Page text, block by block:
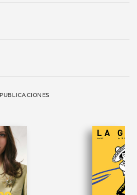
PUBLICACIONES